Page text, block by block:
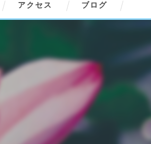
アクセス ブログ